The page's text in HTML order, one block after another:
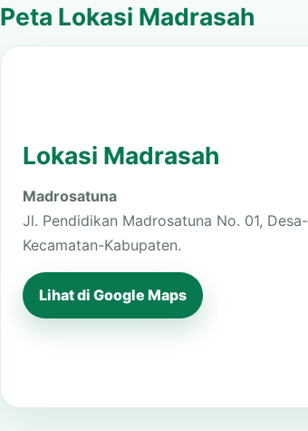
Peta Lokasi Madrasah
Lokasi Madrasah
Madrosatuna
Jl. Pendidikan Madrosatuna No. 01, Desa-
Kecamatan-Kabupaten.
Lihat di Google Maps